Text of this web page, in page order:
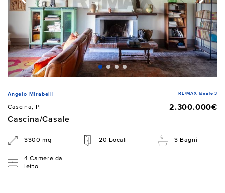
Angelo Mirabelli RE/MAX Ideale 3
Cascina, PI
2.300.000€
Cascina/Casale
3300 mq 20 Locali 3 Bagni
4 Camere da
letto